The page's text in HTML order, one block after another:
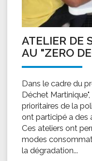
ATELIER DE
AU "ZERO
Dans le cadre du
Déchet
prioritaires de la
ont participé a des
Ces ateliers ont
modes
la dégradation...